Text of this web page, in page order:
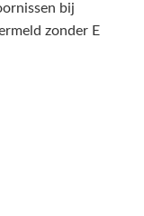
bij
zonder E